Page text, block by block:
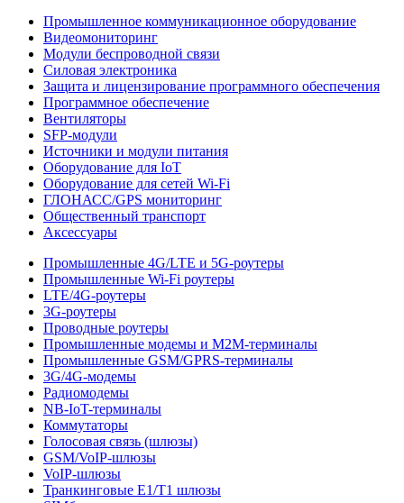
Промышленное коммуникационное оборудование
Видеомониторинг
Модули беспроводной связи
Силовая электроника
Защита и лицензирование программного обеспечения
Программное обеспечение
Вентиляторы
SFP-модули
Источники и модули питания
Оборудование для IoT
Оборудование для сетей Wi-Fi
ГЛОНАСС/GPS мониторинг
Общественный транспорт
Аксессуары
Промышленные 4G/LTE и 5G-роутеры
Промышленные Wi-Fi роутеры
LTE/4G-роутеры
3G-роутеры
Проводные роутеры
Промышленные модемы и M2M-терминалы
Промышленные GSM/GPRS-терминалы
3G/4G-модемы
Радиомодемы
NB-IoT-терминалы
Коммутаторы
Голосовая связь (шлюзы)
GSM/VoIP-шлюзы
VoIP-шлюзы
Транкинговые E1/T1 шлюзы